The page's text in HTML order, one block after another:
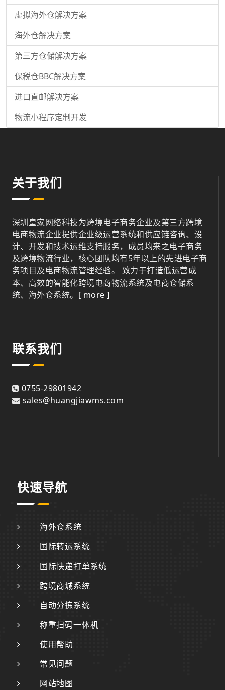
虚拟海外仓解决方案
海外仓解决方案
第三方仓储解决方案
保税仓BBC解决方案
进口直邮解决方案
物流小程序定制开发
关于我们
深圳皇家网络科技为跨境电子商务企业及第三方跨境
电商物流企业提供企业级运营系统和供应链咨询、设
计、开发和技术运维支持服务，成员均来之电子商务
及跨境物流行业，核心团队均有5年以上的先进电子商
务项目及电商物流管理经验。 致力于打造低运营成
本、高效的智能化跨境电商物流系统及电商仓储系
统、海外仓系统。 [ more ]
联系我们
0755-29801942
sales@huangjiawms.com
快速导航
海外仓系统
国际转运系统
国际快递打单系统
跨境商城系统
自动分拣系统
称重扫码一体机
使用帮助
常见问题
网站地图